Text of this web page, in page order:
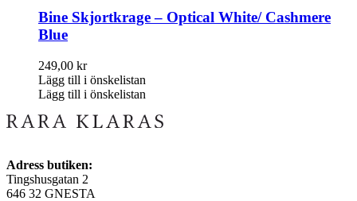
Bine Skjortkrage – Optical White/ Cashmere
Blue
249,00 kr
Lägg till i önskelistan
Lägg till i önskelistan
Adress butiken:
Tingshusgatan 2
646 32 GNESTA